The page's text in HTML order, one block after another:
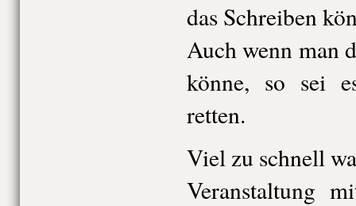
das Schreiben
Auch wenn man
könne, so sei
retten.
Viel zu schnell
Veranstaltung